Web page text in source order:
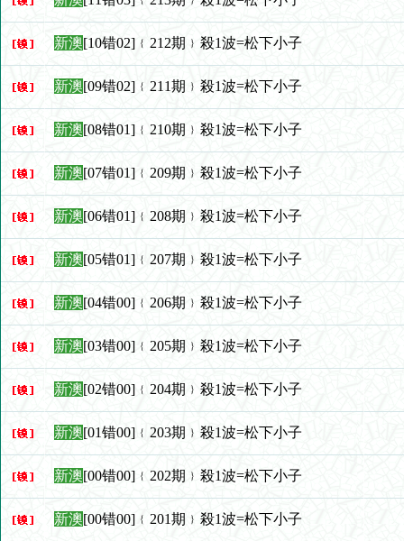
新澳[10错02]﹛212期﹜殺1波=松下小子
新澳[09错02]﹛211期﹜殺1波=松下小子
新澳[08错01]﹛210期﹜殺1波=松下小子
新澳[07错01]﹛209期﹜殺1波=松下小子
新澳[06错01]﹛208期﹜殺1波=松下小子
新澳[05错01]﹛207期﹜殺1波=松下小子
新澳[04错00]﹛206期﹜殺1波=松下小子
新澳[03错00]﹛205期﹜殺1波=松下小子
新澳[02错00]﹛204期﹜殺1波=松下小子
新澳[01错00]﹛203期﹜殺1波=松下小子
新澳[00错00]﹛202期﹜殺1波=松下小子
新澳[00错00]﹛201期﹜殺1波=松下小子